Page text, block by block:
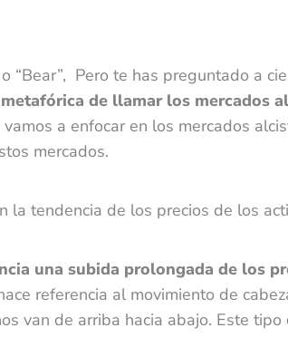
“Bear”, Pero te has preguntado a
de llamar los mercados
a enfocar en los mercados
mercados.
la tendencia de los precios de los
una subida prolongada de los
referencia al movimiento de
van de arriba hacia abajo. Este tipo